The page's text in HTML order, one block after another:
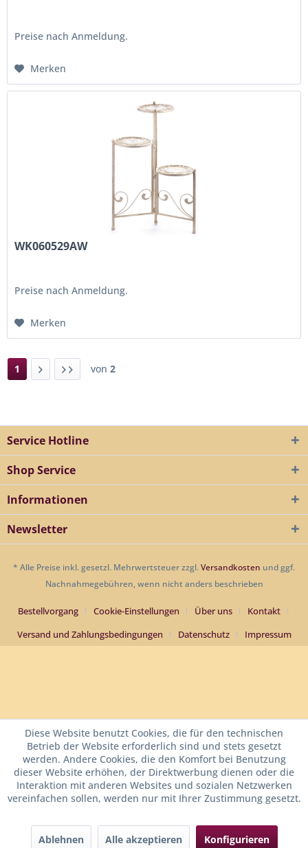
Preise nach Anmeldung.
Merken
WK060529AW
Preise nach Anmeldung.
Merken
1 von 2
Service Hotline
Shop Service
Informationen
Newsletter
* Alle Preise inkl. gesetzl. Mehrwertsteuer zzgl.Versandkosten und ggf.
Nachnahmegebühren, wenn nicht anders beschrieben
Bestellvorgang Cookie-Einstellungen Über uns
Kontakt
Versand und Zahlungsbedingungen
Datenschutz Impressum
Diese Website benutzt Cookies, die für den technischen
Betrieb der Website erforderlich sind und stets gesetzt
werden. Andere Cookies, die den Komfort bei Benutzung
dieser Website erhöhen, der Direktwerbung dienen oder die
Interaktion mit anderen Websites und sozialen Netzwerken
vereinfachen sollen, werden nur mit Ihrer Zustimmung gesetzt.
Ablehnen Alle akzeptieren Konfigurieren